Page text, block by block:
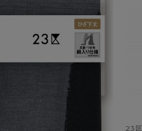
- スポーツブラ
- スポーツトップス
- スポーツボトムス
雑貨・小物
Atsugi
CLINICAL
私に似合う、スト
タイツの選び方
23区